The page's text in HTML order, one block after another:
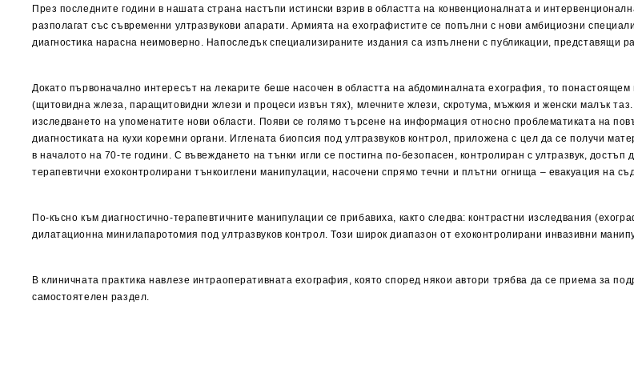
През последните години в нашата страна настъпи истински взрив в областта на конвенционалната и
разполагат със съвременни ултразвукови апарати. Армията на ехографистите се попълни с нови амбициозни
диагностика нарасна неимоверно. Напоследък специализираните издания са изпълнени с публикации, представящи
Докато първоначално интересът на лекарите беше насочен в областта на абдоминалната ехография, то
(щитовидна жлеза, паращитовидни жлези и процеси извън тях), млечните жлези, скротума, мъжкия и женски малък
изследването на упоменатите нови области. Появи се голямо търсене на информация относно проблематиката на
диагностиката на кухи коремни органи. Иглената биопсия под ултразвуков контрол, приложена с цел да се получи
в началото на 70-те години. С въвеждането на тънки игли се постигна по-безопасен, контролиран с ултразвук,
терапевтични ехоконтролирани тънкоиглени манипулации, насочени спрямо течни и плътни огнища – евакуация на
По-късно към диагностично-терапевтичните манипулации се прибавиха, както следва: контрастни изследвания
дилатационна минилапаротомия под ултразвуков контрол. Този широк диапазон от ехоконтролирани инвазивни
В клиничната практика навлезе интраоперативната ехография, която според някои автори трябва да се приема за
самостоятелен раздел.